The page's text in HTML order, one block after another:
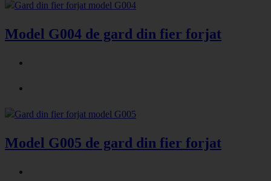
Model G004 de gard din fier forjat
Model G005 de gard din fier forjat